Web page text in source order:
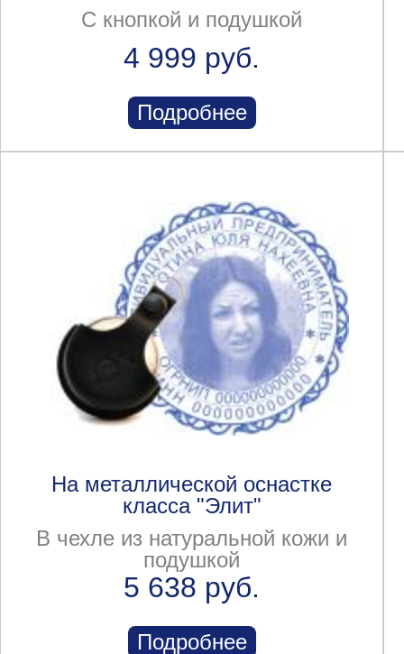
С кнопкой и подушкой
4 999 руб.
Подробнее
На металлической оснастке
класса "Элит"
В чехле из натуральной кожи и
подушкой
5 638 руб.
Подробнее